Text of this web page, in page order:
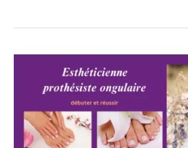
prothésiste
débuter